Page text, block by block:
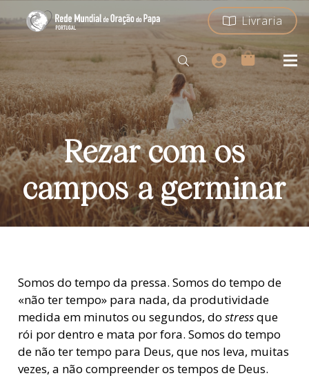
Livraria
Rezar com os
campos a germinar
Somos do tempo da pressa. Somos do tempo de
«não ter tempo» para nada, da produtividade
medida em minutos ou segundos, do stressque
rói por dentro e mata por fora. Somos do tempo
de não ter tempo para Deus, que nos leva, muitas
vezes, a não compreender os tempos de Deus.